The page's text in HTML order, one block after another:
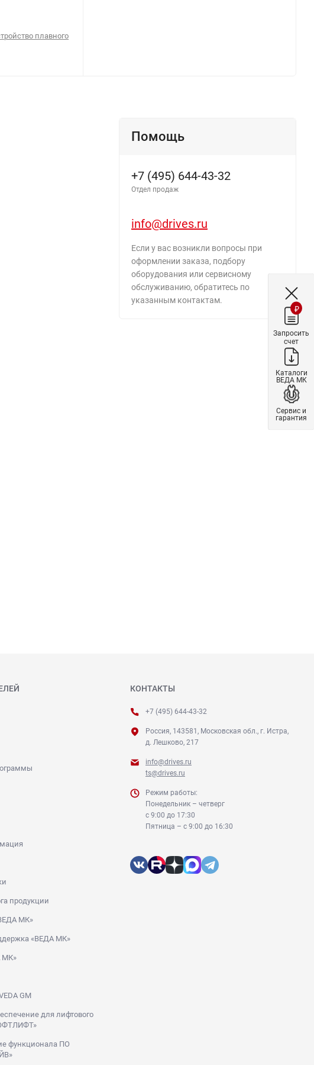
плавного
Помощь
+7 (495) 644-43-32
Отдел продаж
info@drives.ru
Если у вас возникли вопросы при
оформлении заказа, подбору
оборудования или сервисному
обслуживанию, обратитесь по
указанным контактам.
продукции
МК»
«ВЕДА МК»
МК»
GM
для лифтового
функционала ПО
КОНТАКТЫ
+7 (495) 644-43-32
Россия, 143581, Московская обл., г. Истра,
д. Лешково, 217
info@drives.ru
ts@drives.ru
Режим работы:
Понедельник – четверг
с 9:00 до 17:30
Пятница – с 9:00 до 16:30
₽
Запросить
счет
Каталоги
ВЕДА МК
Сервис и
гарантия